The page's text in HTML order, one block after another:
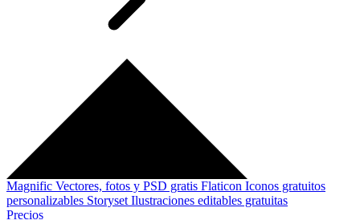
Magnific Vectores, fotos y PSD gratis Flaticon Iconos gratuitos
personalizables Storyset Ilustraciones editables gratuitas
Precios